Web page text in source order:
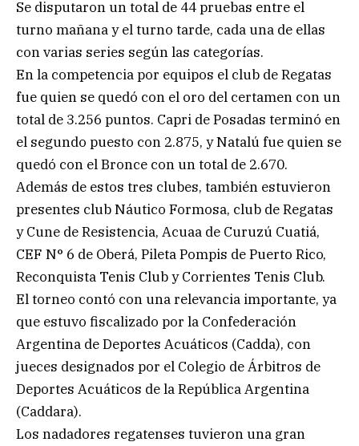
Se disputaron un total de 44 pruebas entre el
turno mañana y el turno tarde, cada una de ellas
con varias series según las categorías.
En la competencia por equipos el club de Regatas
fue quien se quedó con el oro del certamen con un
total de 3.256 puntos. Capri de Posadas terminó en
el segundo puesto con 2.875, y Natalú fue quien se
quedó con el Bronce con un total de 2.670.
Además de estos tres clubes, también estuvieron
presentes club Náutico Formosa, club de Regatas
y Cune de Resistencia, Acuaa de Curuzú Cuatiá,
CEF N° 6 de Oberá, Pileta Pompis de Puerto Rico,
Reconquista Tenis Club y Corrientes Tenis Club.
El torneo contó con una relevancia importante, ya
que estuvo fiscalizado por la Confederación
Argentina de Deportes Acuáticos (Cadda), con
jueces designados por el Colegio de Árbitros de
Deportes Acuáticos de la República Argentina
(Caddara).
Los nadadores regatenses tuvieron una gran